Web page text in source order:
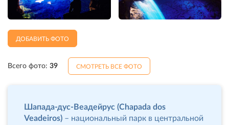
ДОБАВИТЬ ФОТО
Всего фото: 39 СМОТРЕТЬ ВСЕ ФОТО
Шапада-дус-Веадейрус (Chapada dos
Veadeiros) – национальный парк в центральной